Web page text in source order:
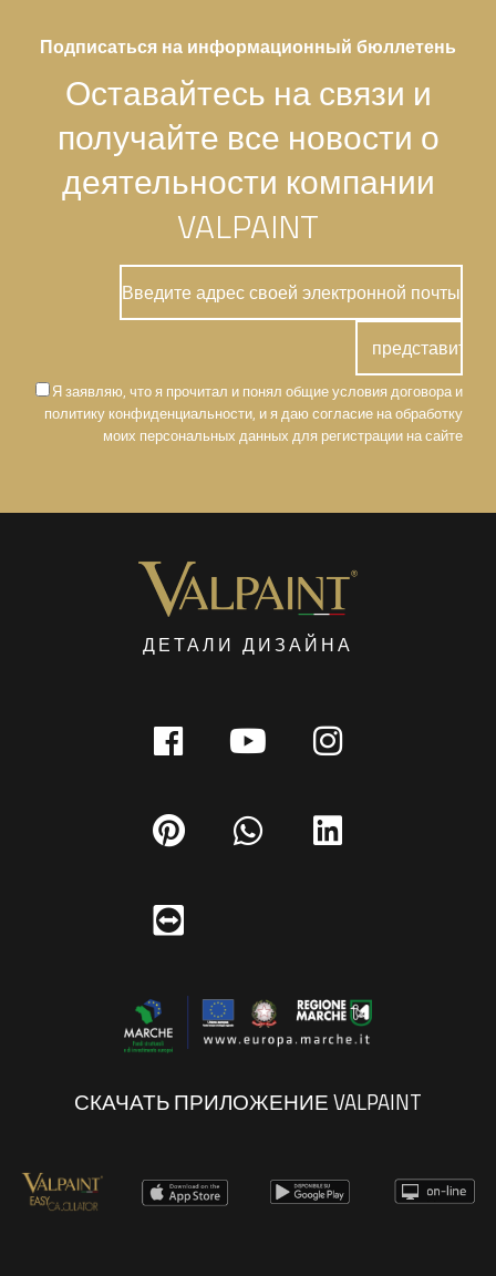
Подписаться на информационный бюллетень
Оставайтесь на связи и
получайте все новости о
деятельности компании
VALPAINT
Я заявляю, что я прочитал и понял общие условия договора и
политику конфиденциальности, и я даю согласие на обработку
моих персональных данных для регистрации на сайте
ДЕТАЛИ ДИЗАЙНА
СКАЧАТЬ ПРИЛОЖЕНИЕ VALPAINT